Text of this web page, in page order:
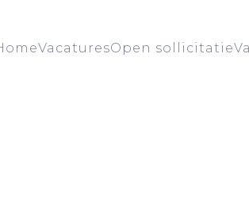
VacaturesOpen sollicitatie